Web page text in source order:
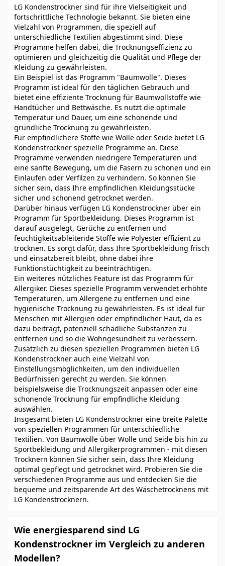
LG Kondenstrockner sind für ihre Vielseitigkeit und
fortschrittliche Technologie bekannt. Sie bieten eine
Vielzahl von Programmen, die speziell auf
unterschiedliche Textilien abgestimmt sind. Diese
Programme helfen dabei, die Trocknungseffizienz zu
optimieren und gleichzeitig die Qualität und Pflege der
Kleidung zu gewährleisten.
Ein Beispiel ist das Programm "Baumwolle". Dieses
Programm ist ideal für den täglichen Gebrauch und
bietet eine effiziente Trocknung für Baumwollstoffe wie
Handtücher und Bettwäsche. Es nutzt die optimale
Temperatur und Dauer, um eine schonende und
gründliche Trocknung zu gewährleisten.
Für empfindlichere Stoffe wie Wolle oder Seide bietet LG
Kondenstrockner spezielle Programme an. Diese
Programme verwenden niedrigere Temperaturen und
eine sanfte Bewegung, um die Fasern zu schonen und ein
Einlaufen oder Verfilzen zu verhindern. So können Sie
sicher sein, dass Ihre empfindlichen Kleidungsstücke
sicher und schonend getrocknet werden.
Darüber hinaus verfügen LG Kondenstrockner über ein
Programm für Sportbekleidung. Dieses Programm ist
darauf ausgelegt, Gerüche zu entfernen und
feuchtigkeitsableitende Stoffe wie Polyester effizient zu
trocknen. Es sorgt dafür, dass Ihre Sportbekleidung frisch
und einsatzbereit bleibt, ohne dabei ihre
Funktionstüchtigkeit zu beeinträchtigen.
Ein weiteres nützliches Feature ist das Programm für
Allergiker. Dieses spezielle Programm verwendet erhöhte
Temperaturen, um Allergene zu entfernen und eine
hygienische Trocknung zu gewährleisten. Es ist ideal für
Menschen mit Allergien oder empfindlicher Haut, da es
dazu beiträgt, potenziell schädliche Substanzen zu
entfernen und so die Wohngesundheit zu verbessern.
Zusätzlich zu diesen speziellen Programmen bieten LG
Kondenstrockner auch eine Vielzahl von
Einstellungsmöglichkeiten, um den individuellen
Bedürfnissen gerecht zu werden. Sie können
beispielsweise die Trocknungszeit anpassen oder eine
schonende Trocknung für empfindliche Kleidung
auswählen.
Insgesamt bieten LG Kondenstrockner eine breite Palette
von speziellen Programmen für unterschiedliche
Textilien. Von Baumwolle über Wolle und Seide bis hin zu
Sportbekleidung und Allergikerprogrammen - mit diesen
Trocknern können Sie sicher sein, dass Ihre Kleidung
optimal gepflegt und getrocknet wird. Probieren Sie die
verschiedenen Programme aus und entdecken Sie die
bequeme und zeitsparende Art des Wäschetrocknens mit
LG Kondenstrocknern.
Wie energiesparend sind LG
Kondenstrockner im Vergleich zu anderen
Modellen?